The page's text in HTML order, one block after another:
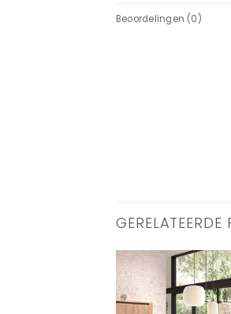
Beoordelingen (0)